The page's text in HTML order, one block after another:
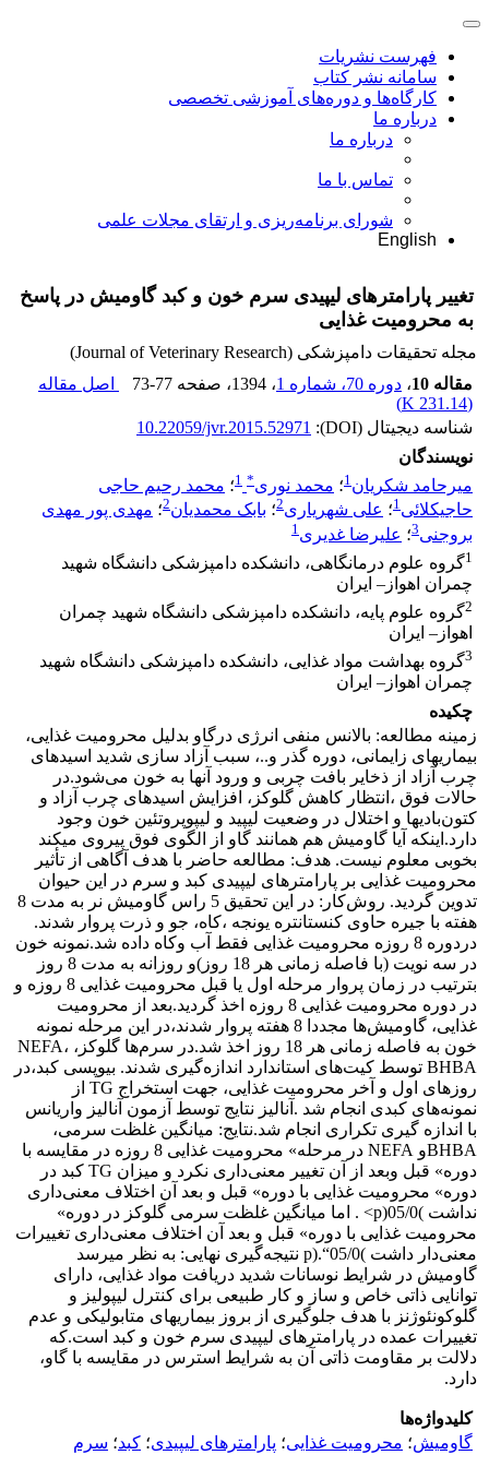
فهرست نشریات
سامانه نشر کتاب
کارگاه‌ها و دوره‌های آموزشی تخصصی
درباره ما
درباره ما
تماس با ما
شورای برنامه‌ریزی و ارتقای مجلات علمی
English
تغییر پارامترهای لیپیدی سرم خون و کبد گاومیش در پاسخ
به محرومیت غذایی
مجله تحقیقات دامپزشکی (Journal of Veterinary Research)
مقاله 10
، دوره 70، شماره 1 ، 1394 ، صفحه 73-77
اصل مقاله
(
231.14 K
)
شناسه دیجیتال (DOI):
10.22059/jvr.2015.52971
نویسندگان
میرحامد شکریان1؛ محمد نوری*
1؛ محمد رحیم حاجی
حاجیکلائی1؛ علی شهریاری2؛ بابک محمدیان2؛ مهدی پور مهدی
بروجنی3؛ علیرضا غدیری 1
1گروه علوم درمانگاهی، دانشکده دامپزشکی دانشگاه شهید
چمران اهواز– ایران
2گروه علوم پایه، دانشکده دامپزشکی دانشگاه شهید چمران
اهواز– ایران
3گروه بهداشت مواد غذایی، دانشکده دامپزشکی دانشگاه شهید
چمران اهواز– ایران
چکیده
زمینه مطالعه: ‌بالانس منفی انرژی درگاو بدلیل محرومیت غذایی،
بیماریهای زایمانی، دوره گذر و..، سبب آزاد سازی شدید اسیدهای
چرب آزاد از ذخایر بافت چربی و ورود آنها به خون می‌شود.‌در
حالات فوق ،‌انتظار کاهش گلوکز، افزایش اسیدهای چرب آزاد و
کتون‌بادیها و اختلال در وضعیت لیپید و لیپوپروتئین خون وجود
دارد.اینکه آیا گاومیش هم همانند گاو از الگوی فوق پیروی میکند
بخوبی معلوم نیست. هدف:‌ ‌مطالعه حاضر با هدف آگاهی از تأثیر
محرومیت غذایی بر پارامترهای لیپیدی کبد و سرم در این حیوان
تدوین گردید. روش‌کار:‌ در این تحقیق 5 راس گاومیش نر به مدت 8
هفته با جیره حاوی کنستانتره یونجه ،کاه، جو و ذرت پروار شدند.
دردوره 8 روزه محرومیت غذایی فقط آب وکاه داده شد.‌نمونه خون
در سه نویت (با فاصله زمانی هر 18 روز)‌و روزانه به مدت 8 روز
بترتیب در زمان پروار مرحله اول یا قبل محرومیت غذایی 8 روزه و
در دوره محرومیت غذایی 8 روزه اخذ گردید.‌بعد از محرومیت
غذایی، گاومیش‌ها مجددا 8 هفته پروار شدند،‌در این مرحله نمونه
خون به فاصله زمانی هر 18 روز اخذ شد.‌در سرم‌ها گلوکز، ‌NEFA‌،
‌BHBA‌ توسط کیت‌های استاندارد اندازه‌گیری شدند. بیوپسی کبد،‌در
روز‌های اول و آخر محرومیت غذایی، جهت استخراج‌ TG‌ از
نمونه‌های کبدی انجام شد .آنالیز نتایج توسط آزمون آنالیز واریانس
با اندازه گیری تکراری انجام شد.نتایج:‌ ‌میانگین غلظت سرمی،
‌BHBA‌و ‌NEFA‌ در مرحله» محرومیت غذایی 8 روزه در مقایسه با
دوره» قبل وبعد از آن تغییر معنی‌داری نکرد و میزان ‌TG‌ کبد در
دوره» محرومیت غذایی با دوره» قبل و بعد آن اختلاف معنی‌داری
نداشت‌‌ )05/0(p>‌ . اما میانگین غلظت سرمی گلوکز در دوره»
محرومیت غذایی با دوره» قبل و بعد آن اختلاف معنی‌داری تغییرات
معنی‌دار داشت ‌)05/0“‌.(p نتیجه‌گیری نهایی‌: به نظر میرسد
گاومیش در شرایط نوسانات شدید دریافت مواد غذایی، دارای
توانایی ذاتی خاص و ساز و کار طبیعی برای کنترل لیپولیز و
گلوکونئوژنز با هدف جلوگیری از بروز بیماریهای متابولیکی و عدم
تغییرات عمده در پارامترهای لیپیدی سرم خون و کبد است.که
دلالت بر مقاومت ذاتی آن به شرایط استرس در مقایسه با گاو،
دارد.
کلیدواژه‌ها
گاومیش؛ محرومیت غذایی؛ پارامترهای لیپیدی؛ کبد؛ سرم